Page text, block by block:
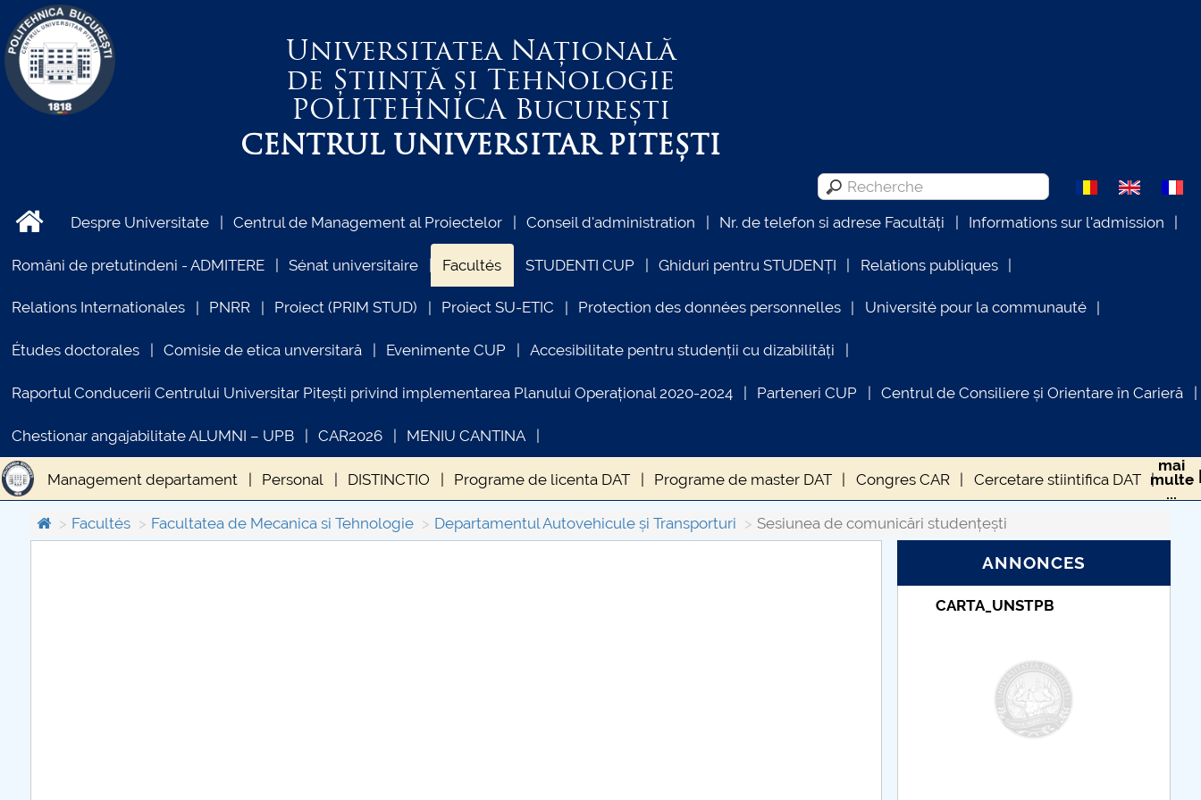
Universitatea Națională
de Știință și Tehnologie
POLITEHNICABucurești
CENTRUL UNIVERSITAR PITEȘTI
Despre Universitate Centrul de Management al Proiectelor Conseil d'administration Nr. de telefon si adrese Facultăți Informations sur l'admission
Români de pretutindeni - ADMITERE Sénat universitaire Facultés STUDENTI CUP Ghiduri pentru STUDENȚI Relations publiques
Relations Internationales PNRR Proiect (PRIM STUD) Proiect SU-ETIC Protection des données personnelles Université pour la communauté
Études doctorales Comisie de etica unversitară Evenimente CUP Accesibilitate pentru studenții cu dizabilități
Raportul Conducerii Centrului Universitar Pitești privind implementarea Planului Operațional 2020-2024 Parteneri CUP Centrul de Consiliere și Orientare în Carieră
Chestionar angajabilitate ALUMNI – UPB CAR2026 MENIU CANTINA
Management departament Personal DISTINCTIO Programe de licenta DAT Programe de master DAT Congres CAR Cercetare stiintifica DAT
Sesiunea de comunicări studențești Arena opiniilor Proiect studentesc KLC Proiect studentesc - formula EASTER Salonul Student Auto
mai
multe
...
Facultés
Facultatea de Mecanica si Tehnologie Departamentul Autovehicule și Transporturi Sesiunea de comunicări studențești
ANNONCES
Taxe de școlarizare